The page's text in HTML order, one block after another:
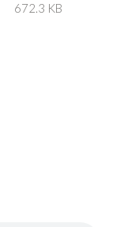
672.3 KB